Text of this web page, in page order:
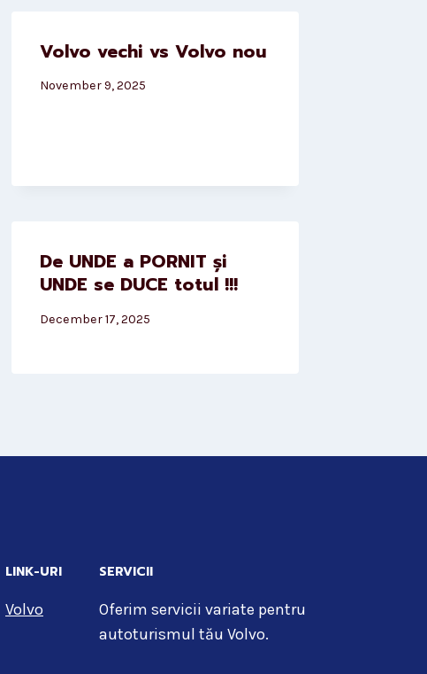
Volvo vechi vs Volvo nou
November 9, 2025
De UNDE a PORNIT și
UNDE se DUCE totul !!!
December 17, 2025
LINK-URI
Volvo
SERVICII
Oferim servicii variate pentru
autoturismul tău Volvo.